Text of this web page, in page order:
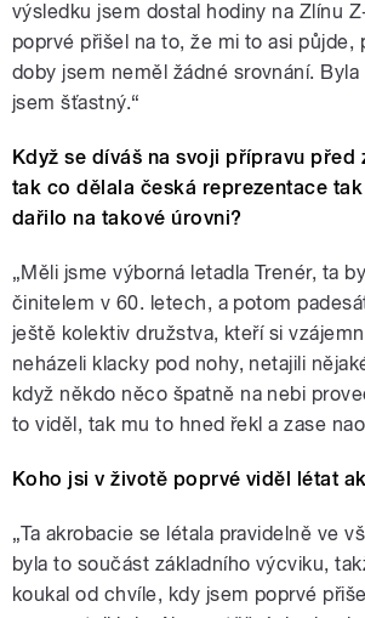
výsledku jsem dostal hodiny na Zlínu
poprvé přišel na to, že mi to asi půjde,
doby jsem neměl žádné srovnání.
jsem šťastný.“
Když se díváš na svoji přípravu před
tak co dělala česká reprezentace
dařilo na takové úrovni?
„Měli jsme výborná letadla Trenér, ta
činitelem v 60. letech, a potom
ještě kolektiv družstva, kteří si
neházeli klacky pod nohy, netajili
když někdo něco špatně na nebi
to viděl, tak mu to hned řekl a zase
Koho jsi v životě poprvé viděl létat
„Ta akrobacie se létala pravidelně ve
byla to součást základního výcviku,
koukal od chvíle, kdy jsem poprvé